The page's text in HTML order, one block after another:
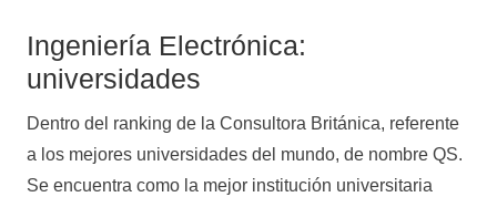
Ingeniería Electrónica:
universidades
Dentro del ranking de la Consultora Británica, referente
a los mejores universidades del mundo, de nombre QS.
Se encuentra como la mejor institución universitaria